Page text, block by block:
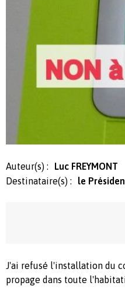
Auteur(s) :
Luc FREYMONT
Destinataire(s) :
le
J'ai refusé l'installation du
propage dans toute